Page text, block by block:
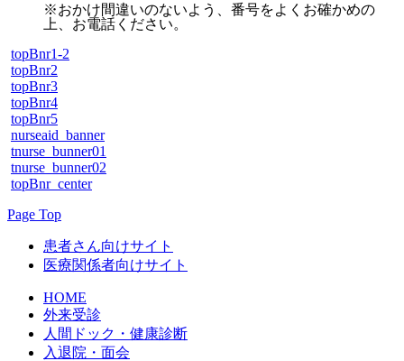
※おかけ間違いのないよう、番号をよくお確かめの
上、お電話ください。
topBnr1-2
topBnr2
topBnr3
topBnr4
topBnr5
nurseaid_banner
tnurse_bunner01
tnurse_bunner02
topBnr_center
Page Top
患者さん向けサイト
医療関係者向けサイト
HOME
外来受診
人間ドック・健康診断
入退院・面会